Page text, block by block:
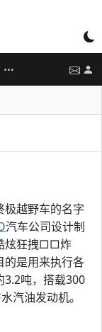
极越野车的名字
汽车公司设计制
炫狂拽□□炸
的是用来执行各
3.2吨，搭载300
汽油发动机。